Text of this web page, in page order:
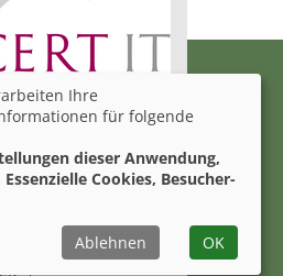
Ihre
für folgende
dieser Anwendung,
Cookies, Besucher-
Ablehnen OK